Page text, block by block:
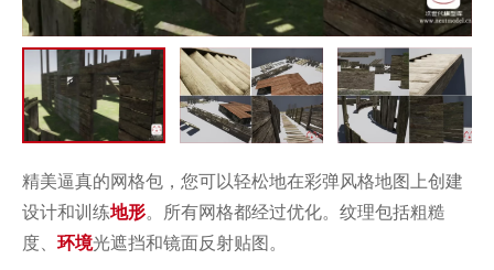
精美逼真的网格包，您可以轻松地在彩弹风格地图上创建
设计和训练地形。所有网格都经过优化。纹理包括粗糙
度、 环境光遮挡和镜面反射贴图。